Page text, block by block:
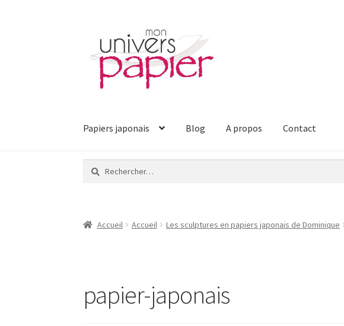
la
navigation
contenu
Papiers japonais Blog A propos Contact
Rechercher :
Accueil Accueil Les sculptures en papiers japonais de Dominique
papier-japonais